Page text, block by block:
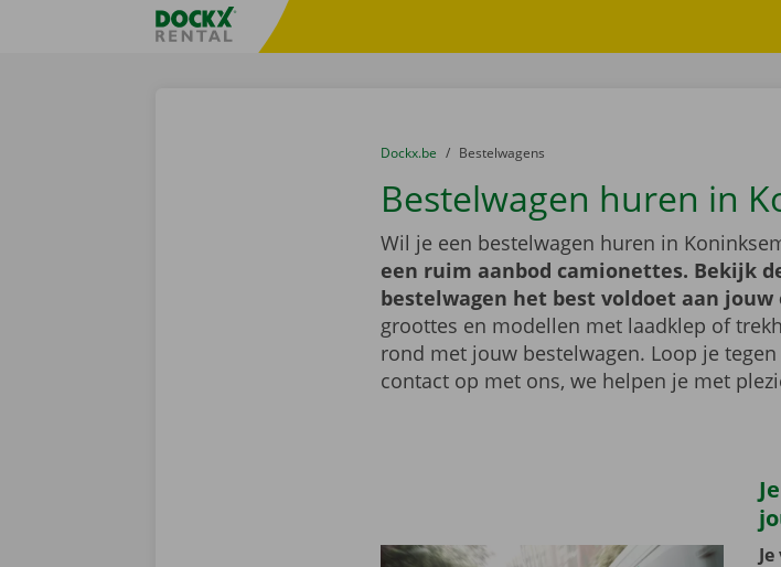
Taalselectie overslaanFratello DEMO
U bevindt zich hier:
van
Dockx.be naar
Bestelwagens
Bestelwagen huren in
Wil je een bestelwagen huren in
een ruim aanbod camionettes. Bekijk
bestelwagen het best voldoet aan jouw
groottes en modellen met laadklep of
rond met jouw bestelwagen. Loop je
contact op met ons, we helpen je met